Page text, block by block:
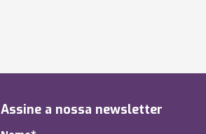
Assine a nossa newsletter